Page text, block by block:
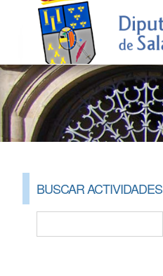
BUSCAR ACTIVIDADES